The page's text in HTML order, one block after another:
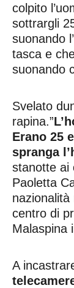
colpito
sottrargli
suonando
tasca e
suonando
Svelato
rapina.”
Erano 25
spranga
stanotte ai
Paoletta
centro di
Malaspina
A